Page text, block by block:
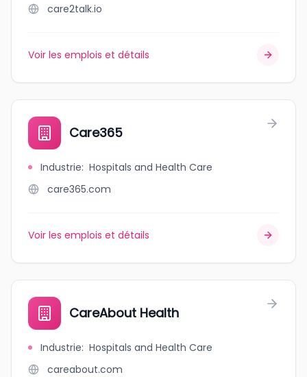
care2talk.io
Voir les emplois et détails
Care365
Industrie: Hospitals and Health Care
care365.com
Voir les emplois et détails
CareAbout Health
Industrie: Hospitals and Health Care
careabout.com